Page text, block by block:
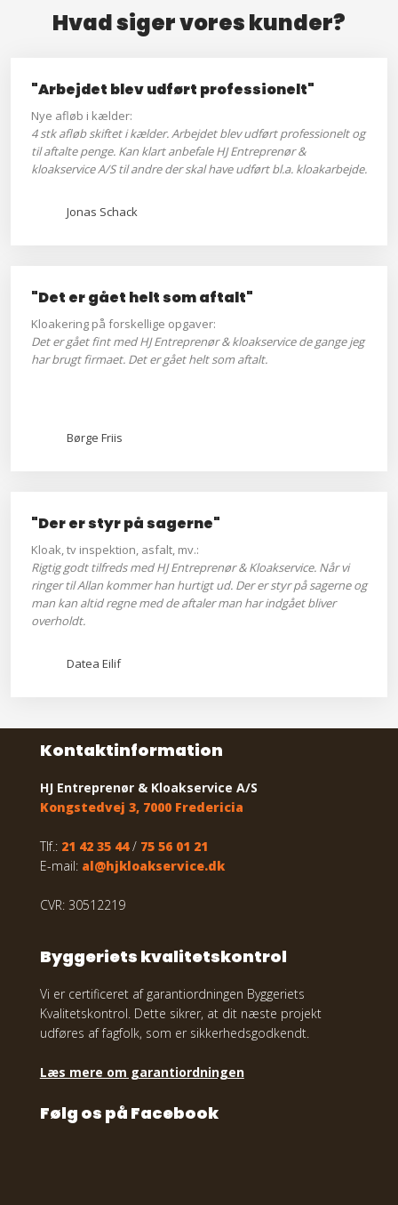
Hvad siger vores kunder?
"Arbejdet blev udført professionelt"
Nye afløb i kælder:
4 stk afløb skiftet i kælder. Arbejdet blev udført professionelt og
til aftalte penge. Kan klart anbefale HJ Entreprenør &
kloakservice A/S til andre der skal have udført bl.a. kloakarbejde.
Jonas Schack
"Det er gået helt som aftalt"
Kloakering på forskellige opgaver:
Det er gået fint med HJ Entreprenør & kloakservice de gange jeg
har brugt firmaet. Det er gået helt som aftalt.
Børge Friis
"Der er styr på sagerne"
Kloak, tv inspektion, asfalt, mv.:
Rigtig godt tilfreds med HJ Entreprenør & Kloakservice. Når vi
ringer til Allan kommer han hurtigt ud. Der er styr på sagerne og
man kan altid regne med de aftaler man har indgået bliver
overholdt.
Datea Eilif
​Kontaktinformation
HJ Entreprenør & Kloakservice A/S
Kongstedvej 3, 7000 Fredericia
Tlf.: 21 42 35 44/ 75 56 01 21
E-mail: al@hjkloakservice.dk
CVR: 30512219
Byggeriets kvalitetskontrol
Vi er certificeret af garantiordningen Byggeriets
Kvalitetskontrol. Dette sikrer, at dit næste projekt
udføres af fagfolk, som er sikkerhedsgodkendt.
Læs mere om garantiordningen
Følg os på Facebook​